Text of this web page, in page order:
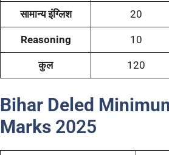
सामान्य इंग्लिश 20
Reasoning 10
कुल 120
Bihar Deled
Marks 2025